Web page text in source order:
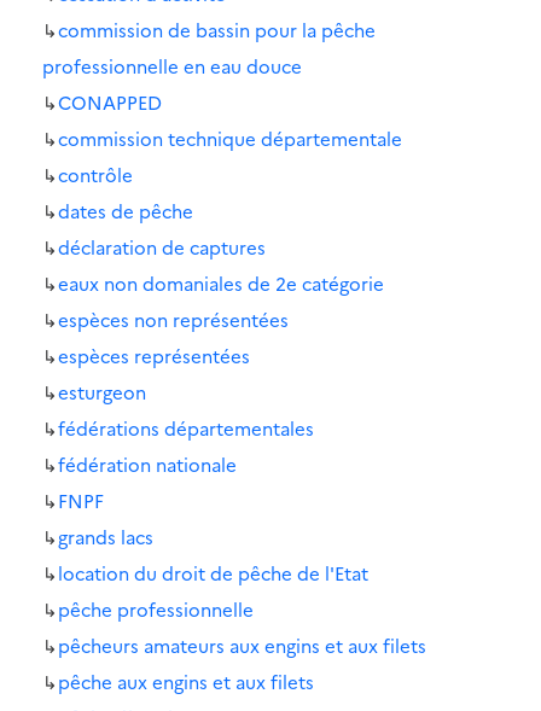
↳commission de bassin pour la pêche
professionnelle en eau douce
↳CONAPPED
↳commission technique départementale
↳contrôle
↳dates de pêche
↳déclaration de captures
↳eaux non domaniales de 2e catégorie
↳espèces non représentées
↳espèces représentées
↳esturgeon
↳fédérations départementales
↳fédération nationale
↳FNPF
↳grands lacs
↳location du droit de pêche de l'Etat
↳pêche professionnelle
↳pêcheurs amateurs aux engins et aux filets
↳pêche aux engins et aux filets